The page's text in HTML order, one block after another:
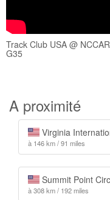
Track Club USA @
G35
A proximité
Virginia
à 146 km / 91 miles
Summit Point
à 308 km / 192 miles